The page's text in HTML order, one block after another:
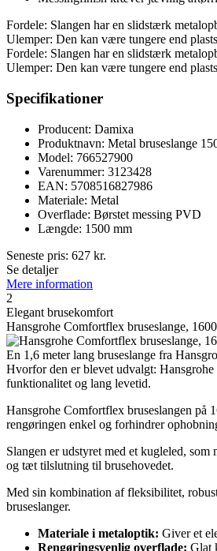
Fordele: Slangen har en slidstærk
Ulemper: Den kan være tungere end
Fordele: Slangen har en slidstærk
Ulemper: Den kan være tungere end
Specifikationer
Producent: Damixa
Produktnavn: Metal bruseslange
Model: 766527900
Varenummer: 3123428
EAN: 5708516827986
Materiale: Metal
Overflade: Børstet messing PVD
Længde: 1500 mm
Seneste pris: 627 kr.
Se detaljer
Mere information
2
Elegant brusekomfort
Hansgrohe Comfortflex bruseslange,
En 1,6 meter lang bruseslange fra
Hvorfor den er blevet udvalgt:
funktionalitet og lang levetid.
Hansgrohe Comfortflex bruseslangen på
rengøringen enkel og forhindrer
Slangen er udstyret med et kugleled,
og tæt tilslutning til brusehovedet.
Med sin kombination af fleksibilitet,
bruseslanger.
Materiale i metaloptik: Giver et
Rengøringsvenlig overflade: Glat